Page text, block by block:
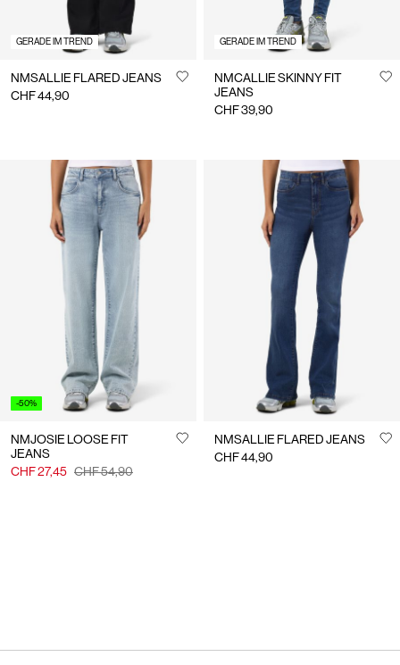
GERADE IM TREND
NMSALLIE FLARED JEANS
CHF 44,90
GERADE IM TREND
NMCALLIE SKINNY FIT
JEANS
CHF 39,90
-50%
NMJOSIE LOOSE FIT
JEANS
CHF 27,45 CHF 54,90
NMSALLIE FLARED JEANS
CHF 44,90